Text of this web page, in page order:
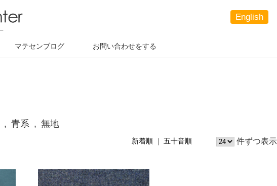
English
マテセンブログ お問い合わせをする
青系 無地
新着順 五十音順 件ずつ表示